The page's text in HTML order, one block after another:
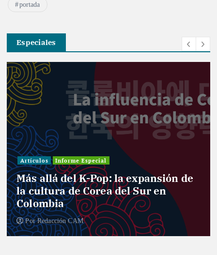
portada
Especiales
Artículos Informe Especial
Más allá del K-Pop: la expansión de
la cultura de Corea del Sur en
Colombia
PorRedacción CAM